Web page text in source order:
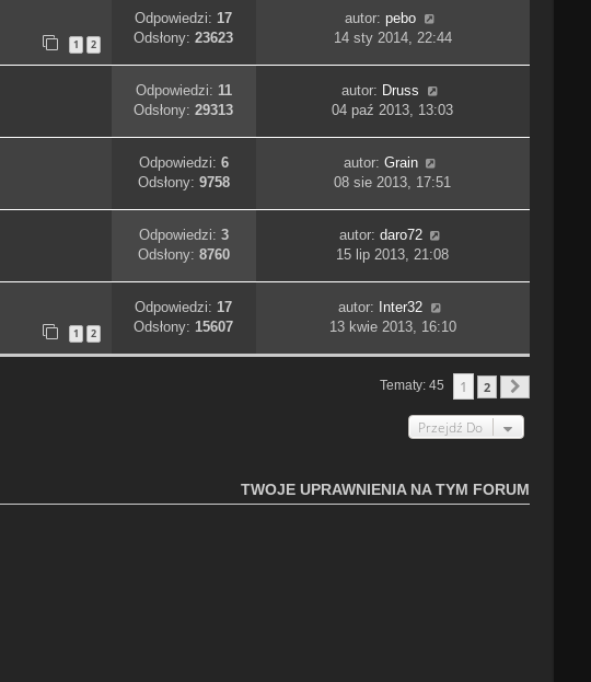
1 2
Odpowiedzi:17
Odsłony:23623
autor:pebo
14 sty 2014, 22:44
Odpowiedzi: 11
Odsłony:29313
autor: Druss
04 paź 2013, 13:03
Odpowiedzi: 6
Odsłony: 9758
autor: Grain
08 sie 2013, 17:51
Odpowiedzi: 3
Odsłony: 8760
autor: daro72
15 lip 2013, 21:08
1 2
Odpowiedzi:17
Odsłony:15607
autor:
Inter32
13 kwie 2013, 16:10
Tematy: 45 1 2
Przejdź Do
TWOJE UPRAWNIENIA NA TYM FORUM